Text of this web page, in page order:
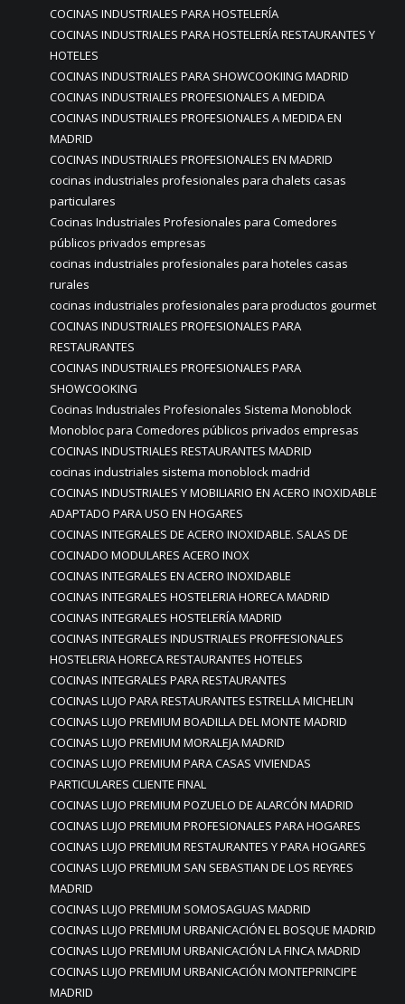
COCINAS INDUSTRIALES PARA HOSTELERÍA
COCINAS INDUSTRIALES PARA HOSTELERÍA RESTAURANTES Y
HOTELES
COCINAS INDUSTRIALES PARA SHOWCOOKIING MADRID
COCINAS INDUSTRIALES PROFESIONALES A MEDIDA
COCINAS INDUSTRIALES PROFESIONALES A MEDIDA EN
MADRID
COCINAS INDUSTRIALES PROFESIONALES EN MADRID
cocinas industriales profesionales para chalets casas
particulares
Cocinas Industriales Profesionales para Comedores
públicos privados empresas
cocinas industriales profesionales para hoteles casas
rurales
cocinas industriales profesionales para productos gourmet
COCINAS INDUSTRIALES PROFESIONALES PARA
RESTAURANTES
COCINAS INDUSTRIALES PROFESIONALES PARA
SHOWCOOKING
Cocinas Industriales Profesionales Sistema Monoblock
Monobloc para Comedores públicos privados empresas
COCINAS INDUSTRIALES RESTAURANTES MADRID
cocinas industriales sistema monoblock madrid
COCINAS INDUSTRIALES Y MOBILIARIO EN ACERO INOXIDABLE
ADAPTADO PARA USO EN HOGARES
COCINAS INTEGRALES DE ACERO INOXIDABLE. SALAS DE
COCINADO MODULARES ACERO INOX
COCINAS INTEGRALES EN ACERO INOXIDABLE
COCINAS INTEGRALES HOSTELERIA HORECA MADRID
COCINAS INTEGRALES HOSTELERÍA MADRID
COCINAS INTEGRALES INDUSTRIALES PROFFESIONALES
HOSTELERIA HORECA RESTAURANTES HOTELES
COCINAS INTEGRALES PARA RESTAURANTES
COCINAS LUJO PARA RESTAURANTES ESTRELLA MICHELIN
COCINAS LUJO PREMIUM BOADILLA DEL MONTE MADRID
COCINAS LUJO PREMIUM MORALEJA MADRID
COCINAS LUJO PREMIUM PARA CASAS VIVIENDAS
PARTICULARES CLIENTE FINAL
COCINAS LUJO PREMIUM POZUELO DE ALARCÓN MADRID
COCINAS LUJO PREMIUM PROFESIONALES PARA HOGARES
COCINAS LUJO PREMIUM RESTAURANTES Y PARA HOGARES
COCINAS LUJO PREMIUM SAN SEBASTIAN DE LOS REYRES
MADRID
COCINAS LUJO PREMIUM SOMOSAGUAS MADRID
COCINAS LUJO PREMIUM URBANICACIÓN EL BOSQUE MADRID
COCINAS LUJO PREMIUM URBANICACIÓN LA FINCA MADRID
COCINAS LUJO PREMIUM URBANICACIÓN MONTEPRINCIPE
MADRID